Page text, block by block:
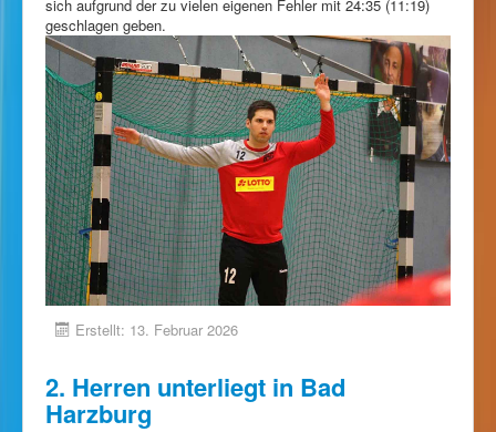
sich aufgrund der zu vielen eigenen Fehler mit 24:35 (11:19)
geschlagen geben.
Erstellt: 13. Februar 2026
2. Herren unterliegt in Bad
Harzburg